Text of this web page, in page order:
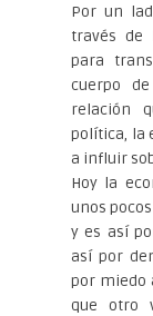
Por un
través de
para
cuerpo
relación
política, la
a influir
Hoy la
unos
y es así
así por
por miedo
que otro